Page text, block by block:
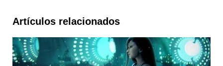
Artículos relacionados